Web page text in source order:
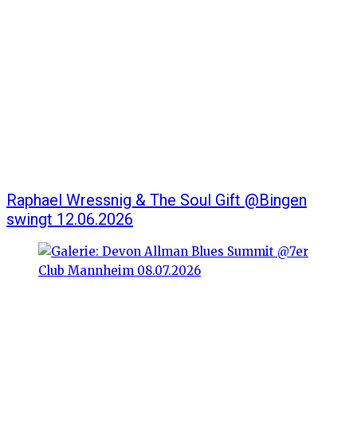
Raphael Wressnig & The Soul Gift @Bingen
swingt 12.06.2026